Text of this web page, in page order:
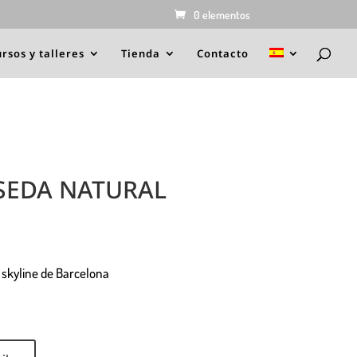
0 elementos
y talleres Tienda Contacto
NATURAL
de Barcelona